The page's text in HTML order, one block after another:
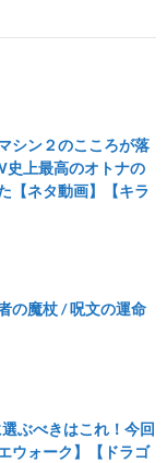
シン２のこころが落
史上最高のオトナの
【ネタ動画】【キラ
の魔杖 / 呪文の運命
ぶべきはこれ！今回
ウォーク】【ドラゴ